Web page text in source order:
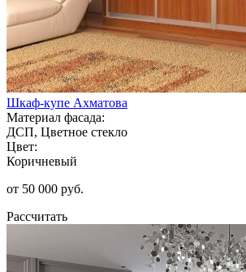
Шкаф-купе Ахматова
Материал фасада:
ДСП, Цветное стекло
Цвет:
Коричневый
от 50 000 руб.
Рассчитать